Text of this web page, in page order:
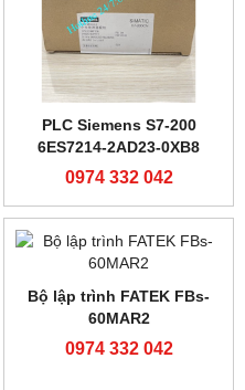
Màn hình cảm ứng TS2060-
DU200-LH 0974 332 042
0974 332 042
Màn hình cảm ứng
TS1070S/TS1070Si
0974 332 042